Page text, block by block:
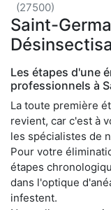
(27500)
Saint-
Les étapes d'une
professionnels à
La toute première
revient, car c'est à
les spécialistes de
Pour votre
étapes
dans l'optique
infestent.